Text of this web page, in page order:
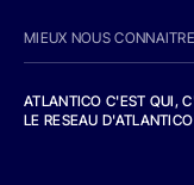
MIEUX NOUS CONNAITRE
ATLANTICO C'EST QUI,
LE RESEAU D'ATLANTICO